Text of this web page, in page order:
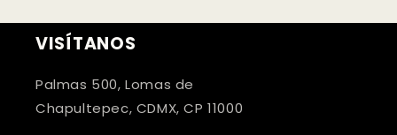
VISÍTANOS
Palmas 500, Lomas de
Chapultepec, CDMX, CP 11000